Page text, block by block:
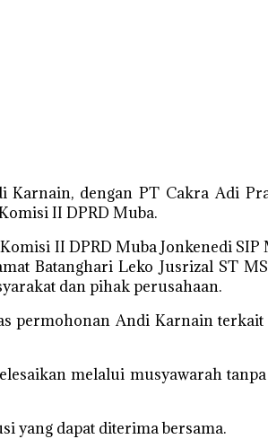
dengan PT Cakra Adi
II DPRD Muba.
II DPRD Muba Jonkenedi
Batanghari Leko Jusrizal ST
dan pihak perusahaan.
permohonan Andi Karnain
melalui musyawarah
yang dapat diterima bersama.